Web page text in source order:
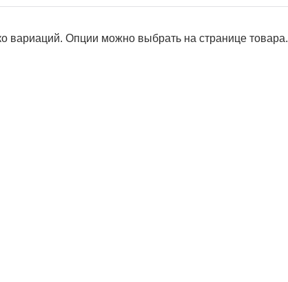
вариаций. Опции можно выбрать на странице товара.